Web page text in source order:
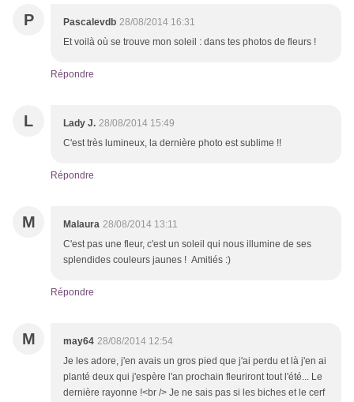
P Pascalevdb 28/08/2014 16:31
Et voilà où se trouve mon soleil : dans tes photos de fleurs !
Répondre
L Lady J. 28/08/2014 15:49
C'est très lumineux, la dernière photo est sublime !!
Répondre
M Malaura 28/08/2014 13:11
C'est pas une fleur, c'est un soleil qui nous illumine de ses
splendides couleurs jaunes ! Amitiés :)
Répondre
M may64 28/08/2014 12:54
Je les adore, j'en avais un gros pied que j'ai perdu et là j'en ai
planté deux qui j'espère l'an prochain fleuriront tout l'été... Le
dernière rayonne !<br /> Je ne sais pas si les biches et le cerf